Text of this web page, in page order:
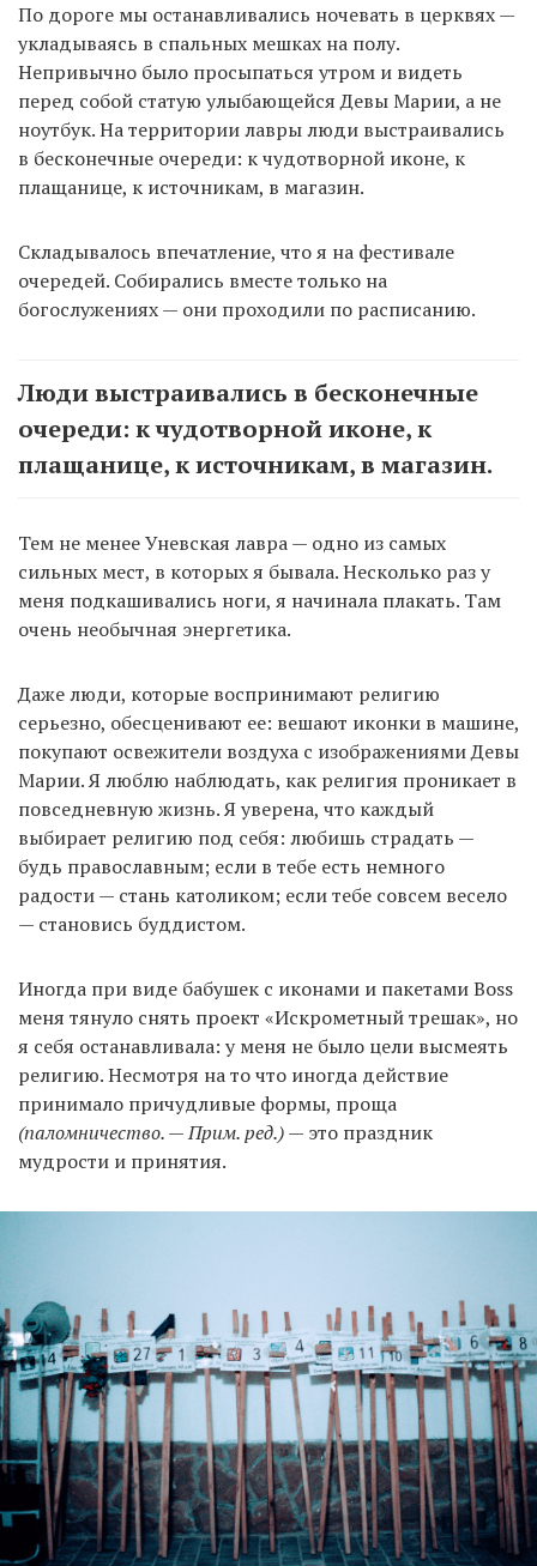
По дороге мы останавливались ночевать в церквях —
укладываясь в спальных мешках на полу.
Непривычно было просыпаться утром и видеть
перед собой статую улыбающейся Девы Марии, а не
ноутбук. На территории лавры люди выстраивались
в бесконечные очереди: к чудотворной иконе, к
плащанице, к источникам, в магазин.
Складывалось впечатление, что я на фестивале
очередей. Собирались вместе только на
богослужениях — они проходили по расписанию.
Люди выстраивались в бесконечные
очереди: к чудотворной иконе, к
плащанице, к источникам, в магазин.
Тем не менее Уневская лавра — одно из самых
сильных мест, в которых я бывала. Несколько раз у
меня подкашивались ноги, я начинала плакать. Там
очень необычная энергетика.
Даже люди, которые воспринимают религию
серьезно, обесценивают ее: вешают иконки в машине,
покупают освежители воздуха с изображениями Девы
Марии. Я люблю наблюдать, как религия проникает в
повседневную жизнь. Я уверена, что каждый
выбирает религию под себя: любишь страдать —
будь православным; если в тебе есть немного
радости — стань католиком; если тебе совсем весело
— становись буддистом.
Иногда при виде бабушек с иконами и пакетами Boss
меня тянуло снять проект «Искрометный трешак», но
я себя останавливала: у меня не было цели высмеять
религию. Несмотря на то что иногда действие
принимало причудливые формы, проща
(паломничество. — Прим. ред.)— это праздник
мудрости и принятия.